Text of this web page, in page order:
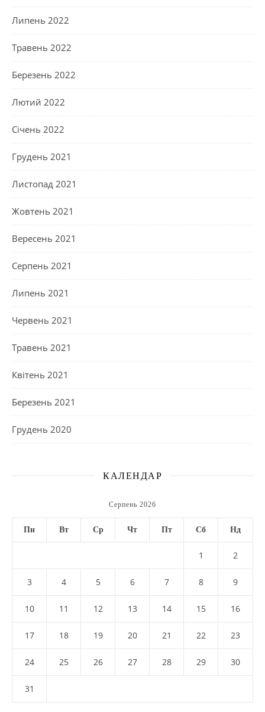
Липень 2022
Травень 2022
Березень 2022
Лютий 2022
Січень 2022
Грудень 2021
Листопад 2021
Жовтень 2021
Вересень 2021
Серпень 2021
Липень 2021
Червень 2021
Травень 2021
Квітень 2021
Березень 2021
Грудень 2020
КАЛЕНДАР
Серпень 2026
Пн Вт Ср Чт Пт Сб Нд
1 2
3 4 5 6 7 8 9
10 11 12 13 14 15 16
17 18 19 20 21 22 23
24 25 26 27 28 29 30
31